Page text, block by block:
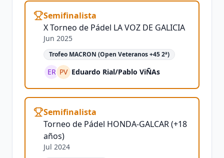
Semifinalista
X Torneo de Pádel LA VOZ DE GALICIA
Jun 2025
Trofeo MACRON (Open Veteranos +45 2ª)
ER PV Eduardo Rial/Pablo ViÑAs
Semifinalista
Torneo de Pádel HONDA-GALCAR (+18
años)
Jul 2024